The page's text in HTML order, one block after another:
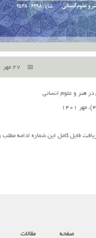
هنر و علوم انسانی
فایل کامل این شماره ادامه مطلب
صفحه مقالات